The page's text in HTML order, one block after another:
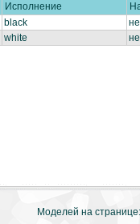
Исполнение
black
white
Моделей на